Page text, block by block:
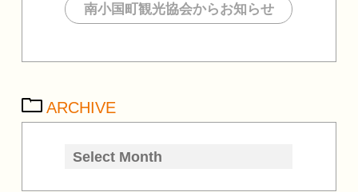
南小国町観光協会からお知らせ
ARCHIVE